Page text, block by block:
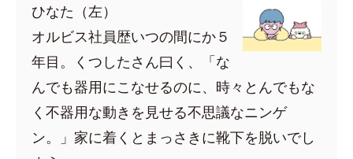
ひなた（左）
オルビス社員歴いつの間にか５
年目。くつしたさん曰く、「な
んでも器用にこなせるのに、時々とんでもな
く不器用な動きを見せる不思議なニンゲ
ン。」家に着くとまっさきに靴下を脱いでし